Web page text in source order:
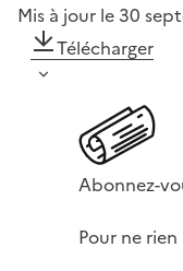
Mis à jour le 30
Télécharger
Abonnez-
Pour ne